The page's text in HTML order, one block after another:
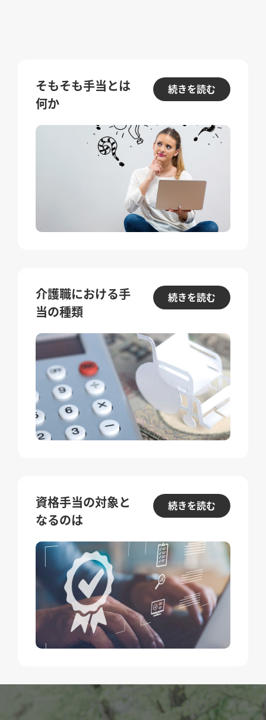
そもそも手当とは
何か
続きを読む
介護職における手
当の種類
続きを読む
資格手当の対象と
なるのは
続きを読む